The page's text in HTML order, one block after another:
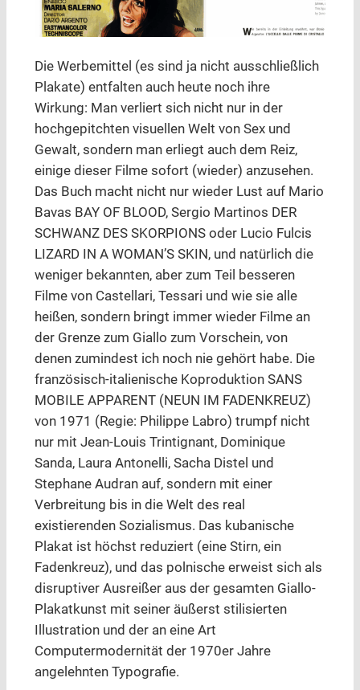
Die Werbemittel (es sind ja nicht ausschließlich
Plakate) entfalten auch heute noch ihre
Wirkung: Man verliert sich nicht nur in der
hochgepitchten visuellen Welt von Sex und
Gewalt, sondern man erliegt auch dem Reiz,
einige dieser Filme sofort (wieder) anzusehen.
Das Buch macht nicht nur wieder Lust auf Mario
Bavas BAY OF BLOOD, Sergio Martinos DER
SCHWANZ DES SKORPIONS oder Lucio Fulcis
LIZARD IN A WOMAN’S SKIN, und natürlich die
weniger bekannten, aber zum Teil besseren
Filme von Castellari, Tessari und wie sie alle
heißen, sondern bringt immer wieder Filme an
der Grenze zum Giallo zum Vorschein, von
denen zumindest ich noch nie gehört habe. Die
französisch-italienische Koproduktion SANS
MOBILE APPARENT (NEUN IM FADENKREUZ)
von 1971 (Regie: Philippe Labro) trumpf nicht
nur mit Jean-Louis Trintignant, Dominique
Sanda, Laura Antonelli, Sacha Distel und
Stephane Audran auf, sondern mit einer
Verbreitung bis in die Welt des real
existierenden Sozialismus. Das kubanische
Plakat ist höchst reduziert (eine Stirn, ein
Fadenkreuz), und das polnische erweist sich als
disruptiver Ausreißer aus der gesamten Giallo-
Plakatkunst mit seiner äußerst stilisierten
Illustration und der an eine Art
Computermodernität der 1970er Jahre
angelehnten Typografie.